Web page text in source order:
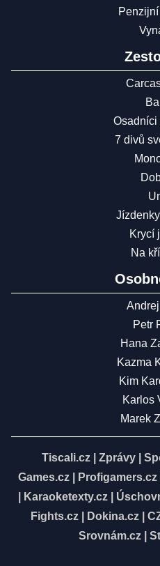
Osadníci
7 divů
Krycí
Na
Petr
Hana
Kazma
Kim
Karlos
Marek
Tiscali.cz Zprávy
Games.cz
Profigamers.cz
Karaoketexty.cz|
Fights.cz
Dokina.cz
Srovnám.cz